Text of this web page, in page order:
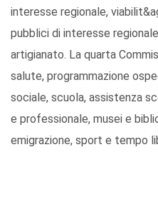
interesse regionale,
pubblici di interesse
artigianato. La quarta
salute, programmazione
sociale, scuola, assistenza
e professionale, musei e
emigrazione, sport e tempo